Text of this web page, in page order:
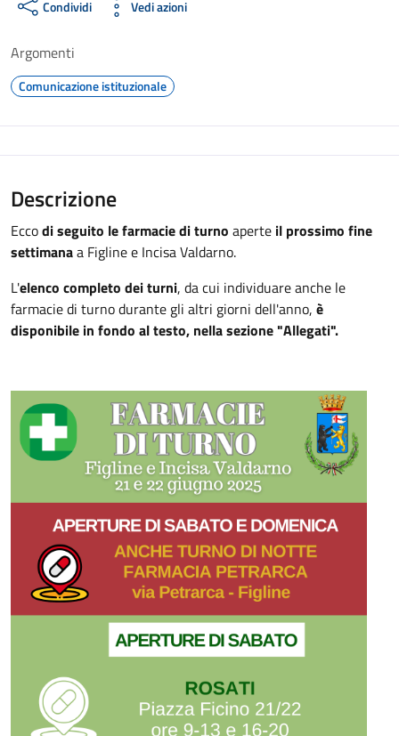
Condividi Vedi azioni
Argomenti
Comunicazione istituzionale
Descrizione
Eccodi seguito le farmacie di turno aperte il prossimo fine
settimanaa Figline e Incisa Valdarno.
L'elenco completo dei turni, da cui individuare anche le
farmacie di turno durante gli altri giorni dell'anno, è
disponibile in fondo al testo, nella sezione "Allegati".